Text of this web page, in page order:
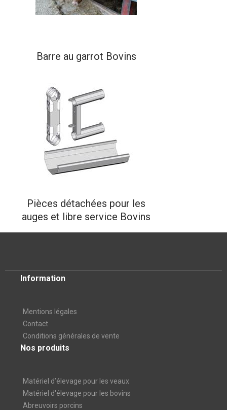
Barre au garrot Bovins
Pièces détachées pour les
auges et libre service Bovins
Information
Mentions légales
Contact
Conditions générales de vente
Nos produits
Matériel d’élevage pour les veaux
Matériel d'élevage pour les bovins
Abreuvoirs porcins